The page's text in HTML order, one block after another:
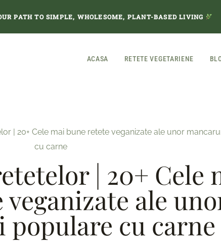
PATH TO SIMPLE, WHOLESOME, PLANT-BASED LIVING
ACASA RETETE VEGETARIENE
| 20+ Cele mai bune retete veganizate ale unor
cu carne
| 20+ Cele
ale
cu carne